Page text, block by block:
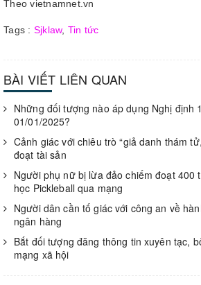
Theo vietnamnet.vn
Tags : Sjklaw, Tin tức
BÀI VIẾT LIÊN QUAN
Những đối tượng nào áp dụng Nghị định
01/01/2025?
Cảnh giác với chiêu trò “giả danh thám
đoạt tài sản
Người phụ nữ bị lừa đảo chiếm đoạt 400
học Pickleball qua mạng
Người dân cần tố giác với công an về
ngân hàng
Bắt đối tượng đăng thông tin xuyên tạc,
mạng xã hội